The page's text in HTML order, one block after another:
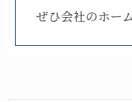
ぜひ会社のホー